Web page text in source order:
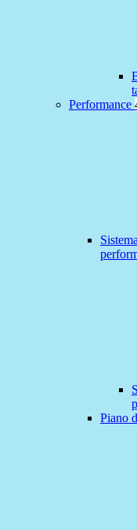
Performance
Piano